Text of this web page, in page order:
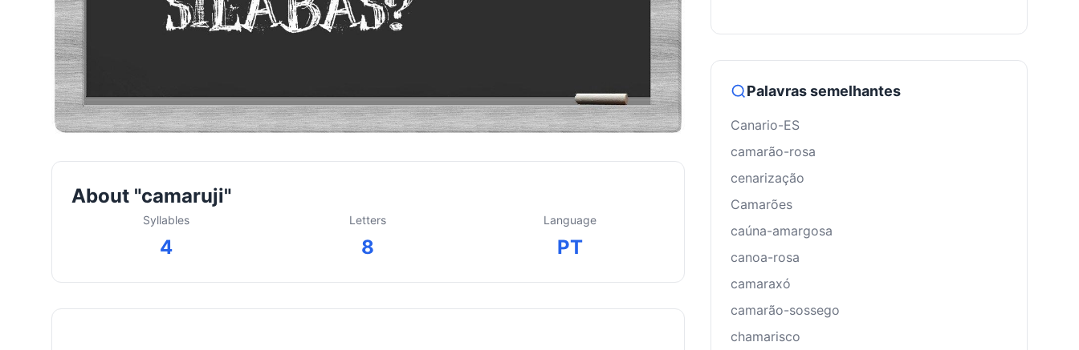
About "camaruji"
Syllables
4
Letters
8
Language
PT
Palavras semelhantes
Canario-ES
camarão-rosa
cenarização
Camarões
caúna-amargosa
canoa-rosa
camaraxó
camarão-sossego
chamarisco